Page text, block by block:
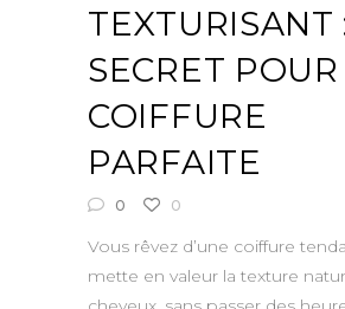
TEXTURISANT
SECRET
COIFFURE
PARFAITE
0 0
Vous rêvez d’une coiffure
mette en valeur la texture